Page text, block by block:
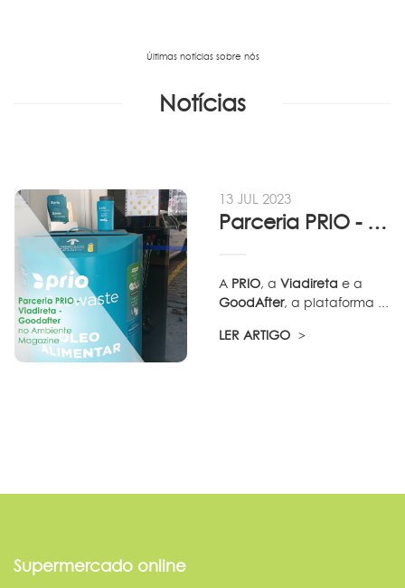
Últimas notícias sobre nós
Notícias
13 JUL 2023
Parceria PRIO - Viadireta - Goodafter...
A PRIO, aViadireta e a
GoodAfter, a plataforma ...
LER ARTIGO
Supermercado online